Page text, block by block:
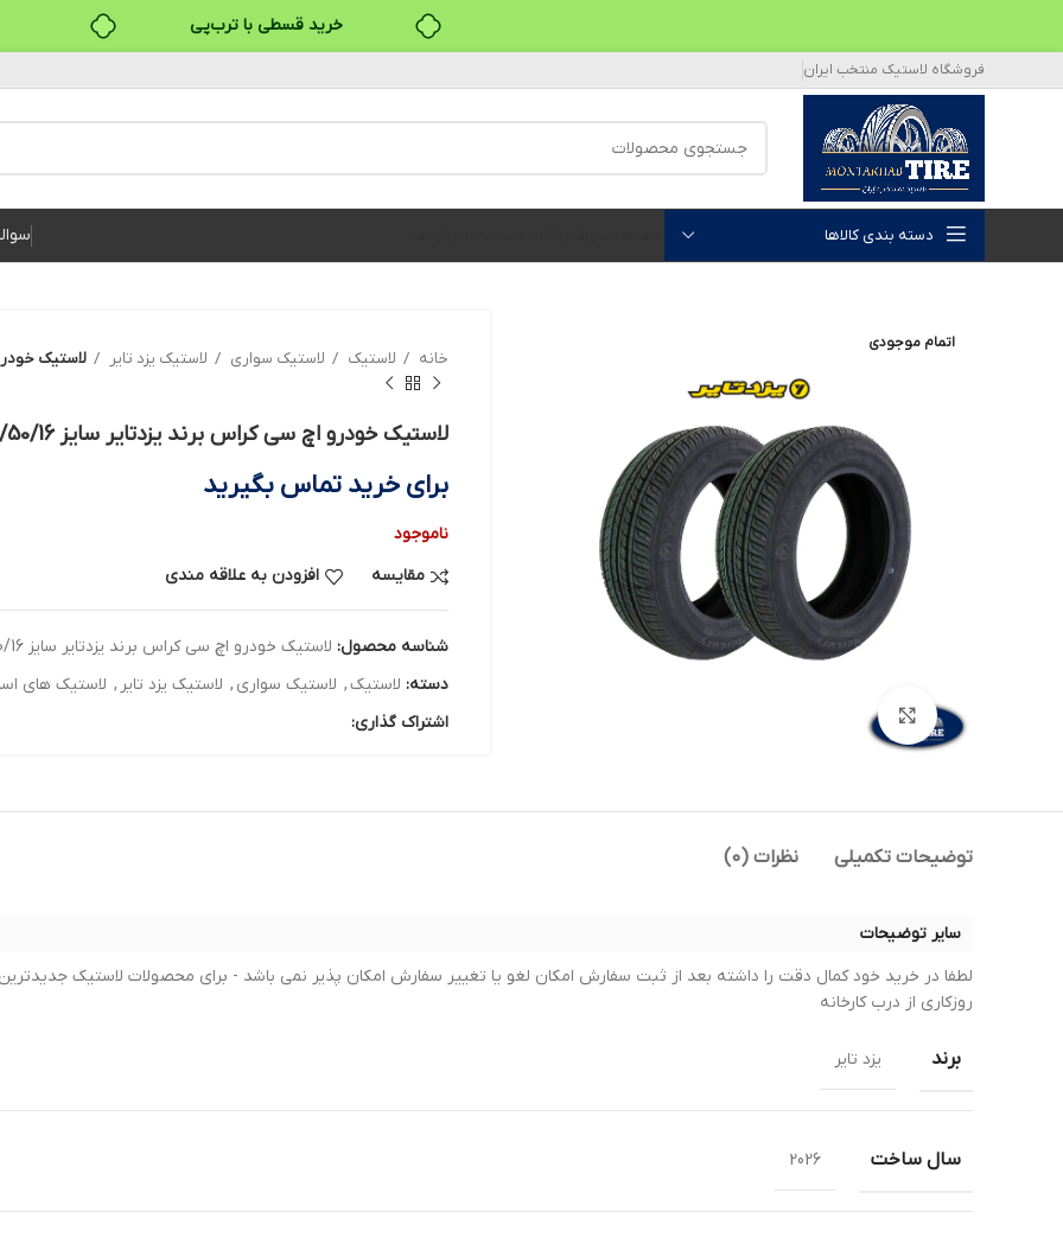
خرید قسطی با ترب‌پی
بدون ضامن، بدون سود
خرید قسطی با ترب‌پی
فروشگاه لاستیک منتخب ایران
دسته بندی کالاها
اتمام موجودی
بزرگنمایی تصویر
خانه لاستیک لاستیک سواری لاستیک یزد تایر لاستیک خودرو اچ
لاستیک خودرو اچ سی کراس برند یزدتایر سایز 205/50/16 – دو حلقه
برای خرید تماس بگیرید
ناموجود
مقایسه
افزودن به علاقه مندی
شناسه محصول: لاستیک خودرو اچ سی کراس برند یزدتایر سایز 205/50/16 - دو حلقه
دسته: لاستیک, لاستیک سواری , لاستیک یزد تایر , لاستیک های
اشتراک گذاری:
توضیحات تکمیلی نظرات (0)
سایر توضیحات
روزکاری از درب کارخانه
برند یزد تایر
سال ساخت 2026